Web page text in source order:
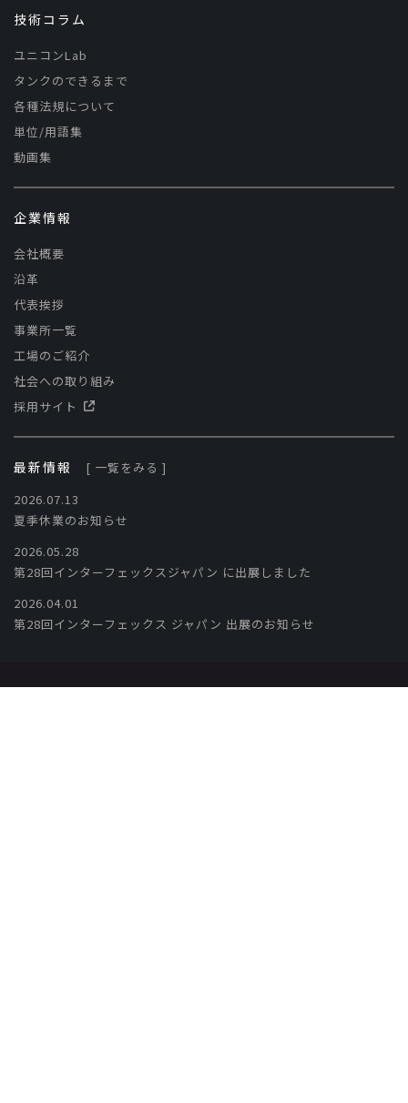
技術コラム
ユニコンLab
タンクのできるまで
各種法規について
単位/用語集
動画集
企業情報
会社概要
沿革
代表挨拶
事業所一覧
工場のご紹介
社会への取り組み
採用サイト
最新情報
[ 一覧をみる ]
2026.07.13
夏季休業のお知らせ
2026.05.28
第28回インターフェックスジャパン に出展しました
2026.04.01
第28回インターフェックス ジャパン 出展のお知らせ